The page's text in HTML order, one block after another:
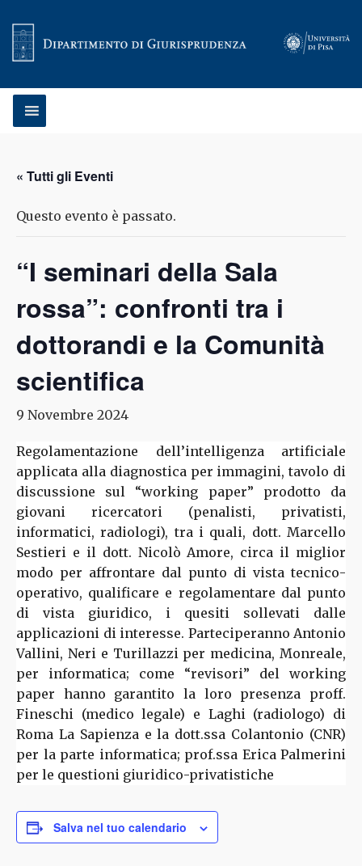
« Tutti gli Eventi
Questo evento è passato.
“I seminari della Sala
rossa”: confronti tra i
dottorandi e la Comunità
scientifica
9 Novembre 2024
Regolamentazione dell’intelligenza artificiale
applicata alla diagnostica per immagini, tavolo di
discussione sul “working paper” prodotto da
giovani ricercatori (penalisti, privatisti,
informatici, radiologi), tra i quali, dott. Marcello
Sestieri e il dott. Nicolò Amore, circa il miglior
modo per affrontare dal punto di vista tecnico-
operativo, qualificare e regolamentare dal punto
di vista giuridico, i quesiti sollevati dalle
applicazioni di interesse. Parteciperanno Antonio
Vallini, Neri e Turillazzi per medicina, Monreale,
per informatica; come “revisori” del working
paper hanno garantito la loro presenza proff.
Fineschi (medico legale) e Laghi (radiologo) di
Roma La Sapienza e la dott.ssa Colantonio (CNR)
per la parte informatica; prof.ssa Erica Palmerini
per le questioni giuridico-privatistiche
Salva nel tuo calendario